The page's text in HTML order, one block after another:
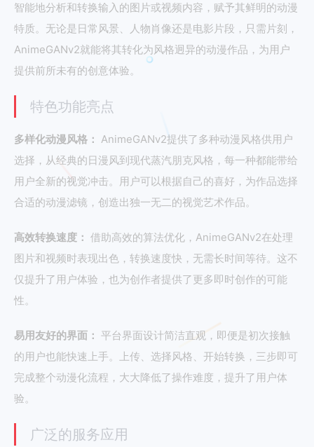
智能地分析和转换输入的图片或视频内容，赋予其鲜明的动漫
特质。无论是日常风景、人物肖像还是电影片段，只需片刻，
AnimeGANv2就能将其转化为风格迥异的动漫作品，为用户
提供前所未有的创意体验。
特色功能亮点
多样化动漫风格： AnimeGANv2提供了多种动漫风格供用户
选择，从经典的日漫风到现代蒸汽朋克风格，每一种都能带给
用户全新的视觉冲击。用户可以根据自己的喜好，为作品选择
合适的动漫滤镜，创造出独一无二的视觉艺术作品。
高效转换速度： 借助高效的算法优化，AnimeGANv2在处理
图片和视频时表现出色，转换速度快，无需长时间等待。这不
仅提升了用户体验，也为创作者提供了更多即时创作的可能
性。
易用友好的界面： 平台界面设计简洁直观，即便是初次接触
的用户也能快速上手。上传、选择风格、开始转换，三步即可
完成整个动漫化流程，大大降低了操作难度，提升了用户体
验。
广泛的服务应用